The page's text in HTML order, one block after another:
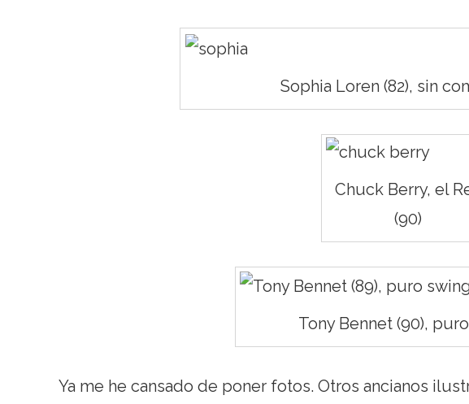
Sophia Loren (82), sin
Chuck Berry, el
(90)
Tony Bennet (90),
Ya me he cansado de poner fotos. Otros ancianos